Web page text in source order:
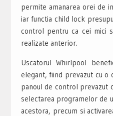
permite amanarea orei de
iar functia child lock
control pentru ca cei mici
realizate anterior.
Uscatorul Whirlpool
elegant, fiind prevazut cu o
panoul de control prevazut
selectarea programelor de
acestora, precum si